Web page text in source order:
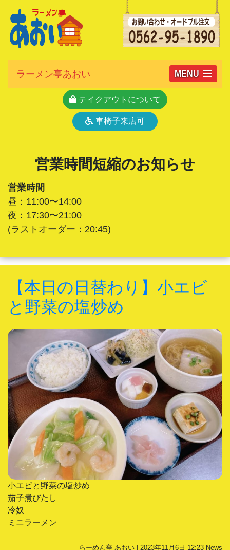
ラーメン亭あおい MENU
テイクアウトについて
車椅子来店可
営業時間短縮のお知らせ
営業時間
昼：11:00〜14:00
夜：17:30〜21:00
(ラストオーダー：20:45)
【本日の日替わり】小エビ
と野菜の塩炒め
小エビと野菜の塩炒め
茄子煮びたし
冷奴
ミニラーメン
らーめん亭 あおい | 2023年11月6日 12:23 News